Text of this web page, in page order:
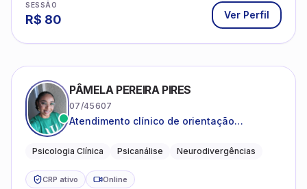
SESSÃO
R$ 80 Ver Perfil
PÂMELA PEREIRA PIRES
07/45607
Atendimento clínico de orientação
crianças neurotípicas
Psicologia Clínica Psicanálise Neurodivergências
CRP ativo Online